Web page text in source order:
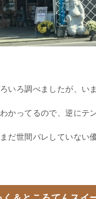
いろ調べましたが、い
かってるので、逆にテ
だ世間バレしていない